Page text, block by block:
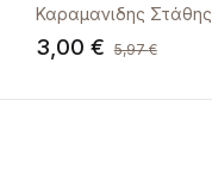
Καραμανιδης Στάθης
3,00 € 5,97€